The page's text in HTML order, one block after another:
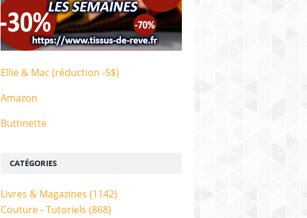
CATÉGORIES
Livres & Magazines (1142)
Couture - Tutoriels (868)
Ellie & Mac (réduction -5$)
Amazon
Buttinette